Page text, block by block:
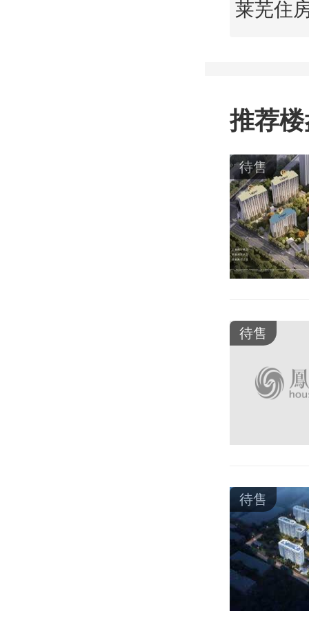
推荐
待售
待售
待售